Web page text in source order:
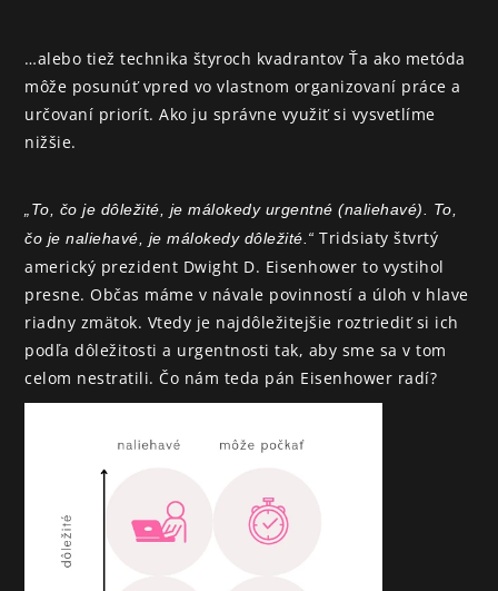
…alebo tiež technika štyroch kvadrantov Ťa ako metóda
môže posunúť vpred vo vlastnom organizovaní práce a
určovaní priorít. Ako ju správne využiť si vysvetlíme
nižšie.
„To, čo je dôležité, je málokedy urgentné (naliehavé). To,
čo je naliehavé, je málokedy dôležité.“ Tridsiaty štvrtý
americký prezident Dwight D. Eisenhower to vystihol
presne. Občas máme v návale povinností a úloh v hlave
riadny zmätok. Vtedy je najdôležitejšie roztriediť si ich
podľa dôležitosti a urgentnosti tak, aby sme sa v tom
celom nestratili. Čo nám teda pán Eisenhower radí?